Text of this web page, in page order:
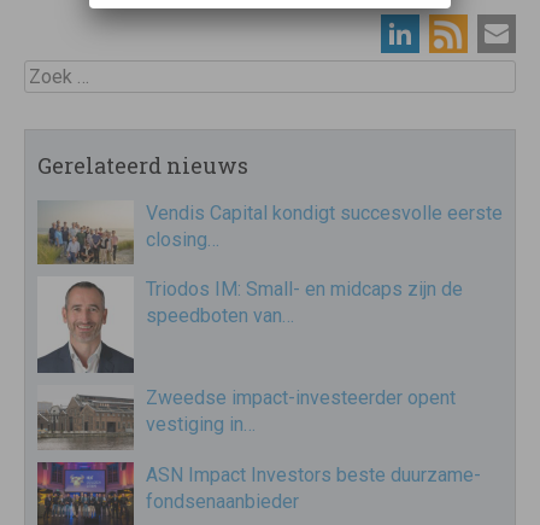
Zoek
Gerelateerd nieuws
Vendis Capital kondigt succesvolle eerste
closing…
Triodos IM: Small- en midcaps zijn de
speedboten van…
Zweedse impact-investeerder opent
vestiging in…
ASN Impact Investors beste duurzame-
fondsenaanbieder